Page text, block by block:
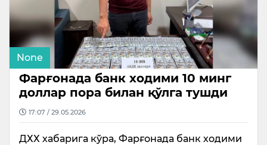
None
Фарғонада банк ходими 10 минг
доллар пора билан қўлга тушди
17:07 / 29.05.2026
ДХХ хабарига кўра, Фарғонада банк ходими